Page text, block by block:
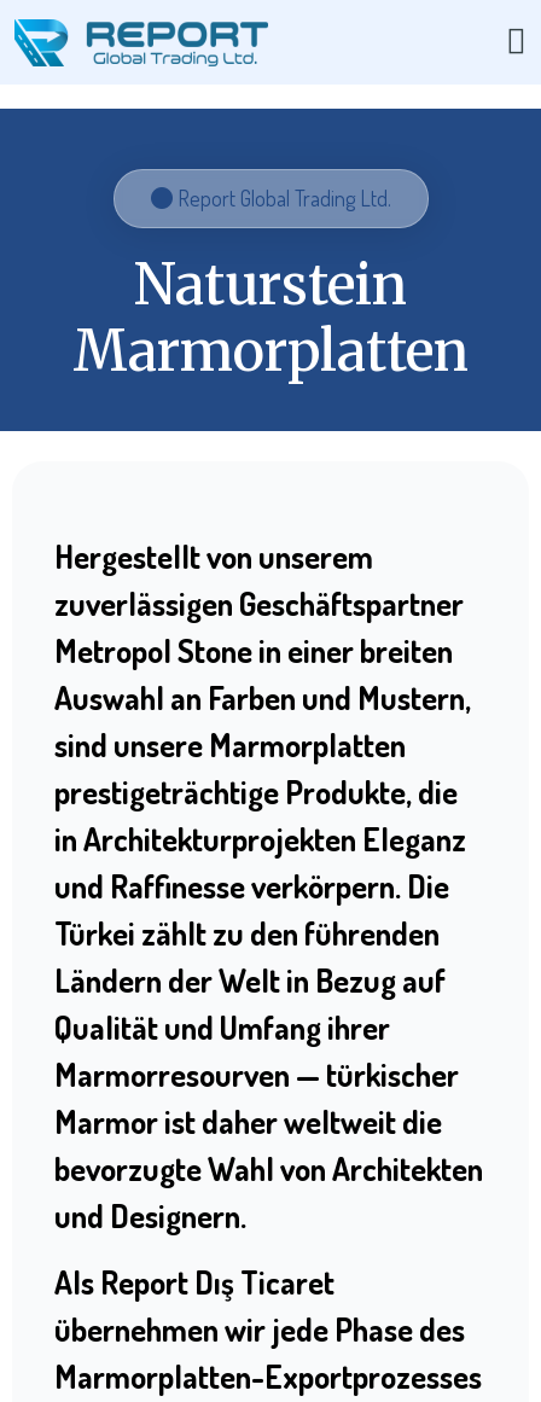
Report Global Trading Ltd.
Naturstein
Marmorplatten
Hergestellt von unserem
zuverlässigen Geschäftspartner
Metropol Stone in einer breiten
Auswahl an Farben und Mustern,
sind unsere Marmorplatten
prestigeträchtige Produkte, die
in Architekturprojekten Eleganz
und Raffinesse verkörpern. Die
Türkei zählt zu den führenden
Ländern der Welt in Bezug auf
Qualität und Umfang ihrer
Marmorresourven — türkischer
Marmor ist daher weltweit die
bevorzugte Wahl von Architekten
und Designern.
Als Report Dış Ticaret
übernehmen wir jede Phase des
Marmorplatten-Exportprozesses